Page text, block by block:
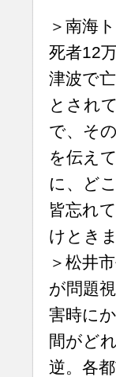
＞南海
死者12
津波で
とされ
で、そ
を伝え
に、ど
皆忘れ
けときま
＞松井
が問題
害時に
間がど
逆。各